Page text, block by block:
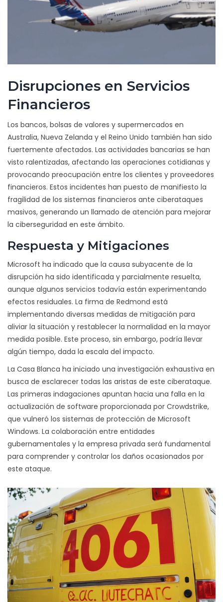
Disrupciones en Servicios
Financieros
Los bancos, bolsas de valores y supermercados en
Australia, Nueva Zelanda y el Reino Unido también han sido
fuertemente afectados. Las actividades bancarias se han
visto ralentizadas, afectando las operaciones cotidianas y
provocando preocupación entre los clientes y proveedores
financieros. Estos incidentes han puesto de manifiesto la
fragilidad de los sistemas financieros ante ciberataques
masivos, generando un llamado de atención para mejorar
la ciberseguridad en este ámbito.
Respuesta y Mitigaciones
Microsoft ha indicado que la causa subyacente de la
disrupción ha sido identificada y parcialmente resuelta,
aunque algunos servicios todavía están experimentando
efectos residuales. La firma de Redmond está
implementando diversas medidas de mitigación para
aliviar la situación y restablecer la normalidad en la mayor
medida posible. Este proceso, sin embargo, podría llevar
algún tiempo, dada la escala del impacto.
La Casa Blanca ha iniciado una investigación exhaustiva en
busca de esclarecer todas las aristas de este ciberataque.
Las primeras indagaciones apuntan hacia una falla en la
actualización de software proporcionada por Crowdstrike,
que vulneró los sistemas de protección de Microsoft
Windows. La colaboración entre entidades
gubernamentales y la empresa privada será fundamental
para comprender y controlar los daños ocasionados por
este ataque.